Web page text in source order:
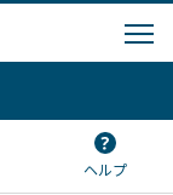
ヘルプ